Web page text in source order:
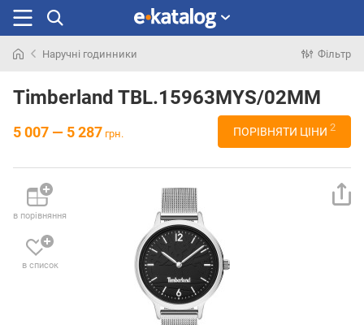
раніше
Наручні годинники Фільтр
Timberland TBL.15963MYS/02MM
5 007 — 5 287 грн. ПОРІВНЯТИ ЦІНИ 2
в порівняння
в список